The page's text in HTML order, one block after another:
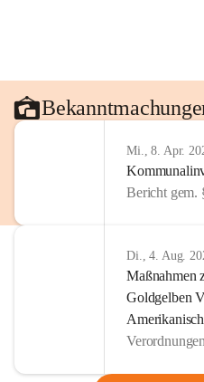
Mi., 8. Apr.
Bericht gem.
Di., 4. Aug.
Maßnahmen
Goldgelben
Verordnungen